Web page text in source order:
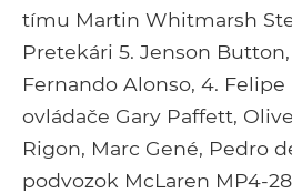
tímu Martin Whitmarsh
Pretekári 5. Jenson
Fernando Alonso, 4. Felipe
ovládače Gary Paffett,
Rigon, Marc Gené, Pedro
podvozok McLaren MP4-